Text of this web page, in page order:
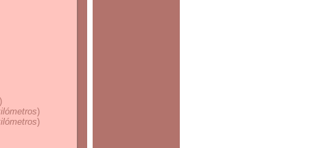
)
)
)